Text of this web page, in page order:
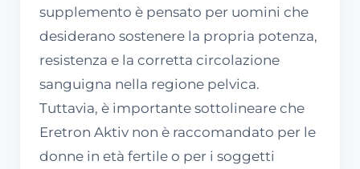
supplemento è pensato per uomini che
desiderano sostenere la propria potenza,
resistenza e la corretta circolazione
sanguigna nella regione pelvica.
Tuttavia, è importante sottolineare che
Eretron Aktiv non è raccomandato per le
donne in età fertile o per i soggetti